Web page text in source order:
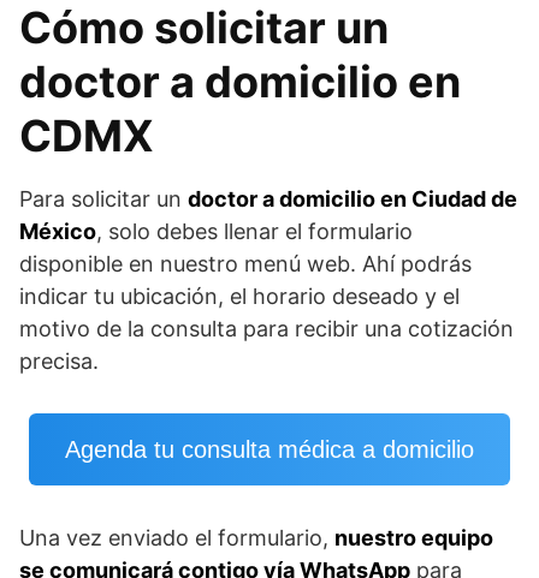
Cómo solicitar un
doctor a domicilio en
CDMX
Para solicitar un doctor a domicilio en Ciudad de
México, solo debes llenar el formulario
disponible en nuestro menú web. Ahí podrás
indicar tu ubicación, el horario deseado y el
motivo de la consulta para recibir una cotización
precisa.
Agenda tu consulta médica a domicilio
Una vez enviado el formulario, nuestro equipo
se comunicará contigo vía WhatsApp para